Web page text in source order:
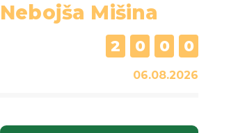
Nebojša Mišina
2 0 0 0
06.08.2026